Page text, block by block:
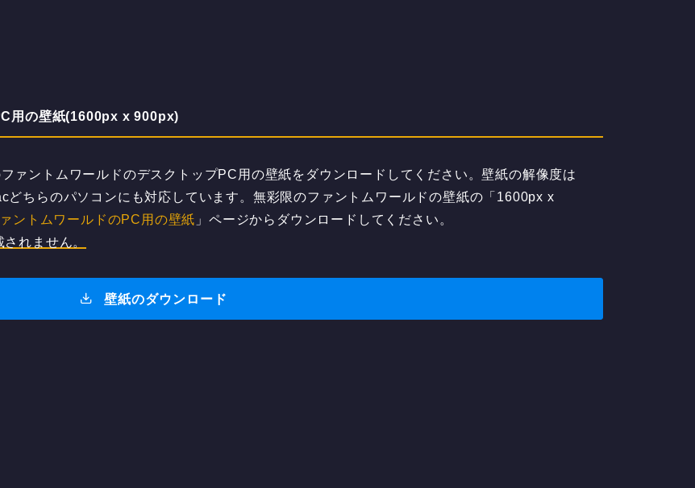
用の壁紙(1600px x 900px)
ァントムワールドのデスクトップPC用の壁紙をダウンロードしてください。壁紙の解像度は
ちらのパソコンにも対応しています。無彩限のファントムワールドの壁紙の「1600px x
ントムワールドのPC用の壁紙 」ページからダウンロードしてください。
れません。
壁紙のダウンロード